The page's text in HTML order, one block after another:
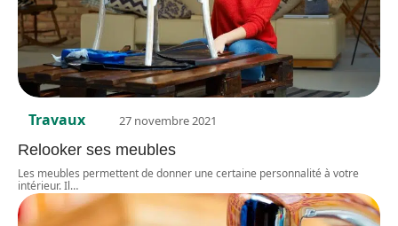
Travaux 27 novembre 2021
Relooker ses meubles
Les meubles permettent de donner une certaine personnalité à votre
intérieur. Il…